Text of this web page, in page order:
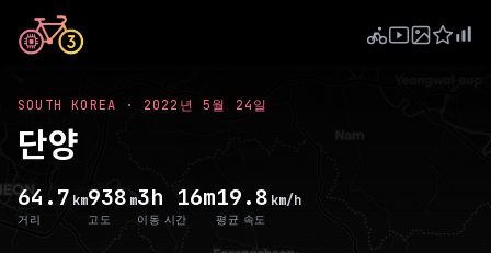
SOUTH KOREA · 2022년 5월 24일
단양
64.7 km
거리
938 m
고도
3h 16m
이동 시간
19.8 km/h
평균 속도